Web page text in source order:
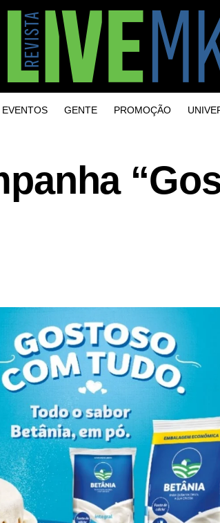
EVENTOS GENTE PROMOÇÃO